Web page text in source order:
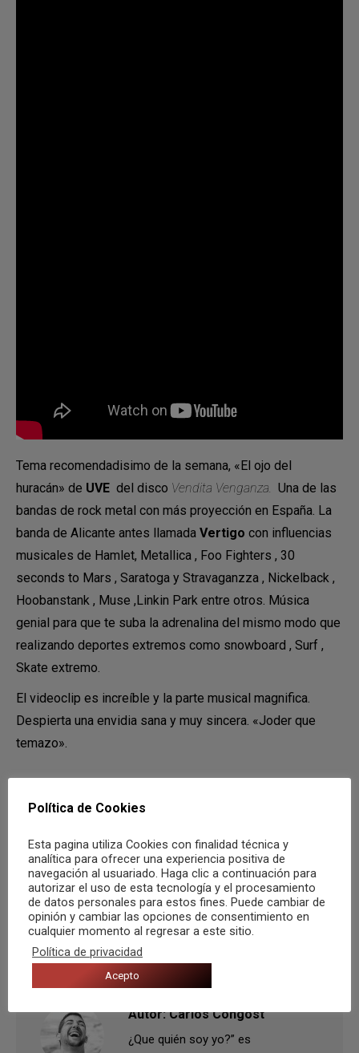
Tema recomendadisimo de la semana, «El ojo del
huracán» de UVE del disco Vendita Venganza. Una de las
bandas de rock metal con más proyección en España. La
banda de Alicante antes llamada Vertigo con influencias
musicales de Hamlet, Metallica , Foo Fighters , 30
seconds to Mars , Saratoga y Stravaganzza , Nickelback ,
Hoobanstank , Muse ,Linkin Park entre otros. Música
genial para que te suba la adrenalina del mismo modo que
realizando deportes extremos como snowboard , Surf ,
Skate extremo.
El videoclip es increíble y la parte musical magnifica.
Despierta una envidia sana y muy sincera. «Joder que
temazo».
Compartir
Categoría:Recomendaciones PorCarlos Congost 21 marzo, 2015
Etiquetas: Tema recomendado de la semana UVE
Autor:Carlos Congost
¿Que quién soy yo?” es
Política de Cookies
Esta pagina utiliza Cookies con finalidad técnica y
analítica para ofrecer una experiencia positiva de
navegación al usuariado. Haga clic a continuación para
autorizar el uso de esta tecnología y el procesamiento
de datos personales para estos fines. Puede cambiar de
opinión y cambiar las opciones de consentimiento en
cualquier momento al regresar a este sitio.
Política de privacidad
Acepto